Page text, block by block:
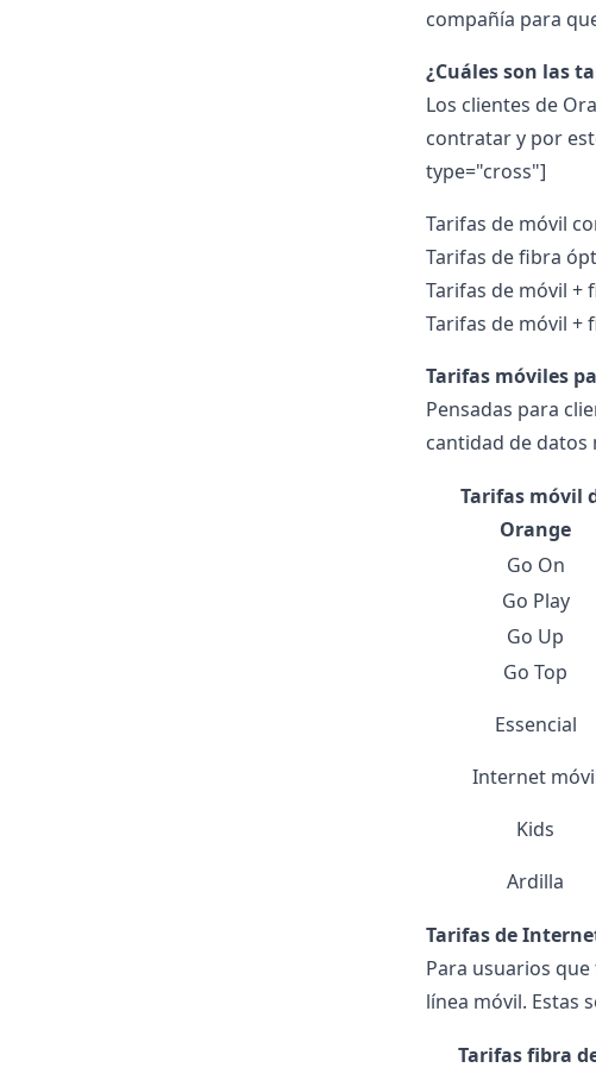
compañía para
¿Cuáles son las
Los clientes de
contratar y por
type="cross"]
Tarifas de móvil
Tarifas de fibra
Tarifas de móvil +
Tarifas de móvil +
Tarifas móviles
Pensadas para
cantidad de datos
Tarifas móvil
Orange
Go On
Go Play
Go Up
Go Top
Essencial
Internet
Kids
Ardilla
Tarifas de
Para usuarios
línea móvil. Estas
Tarifas fibra